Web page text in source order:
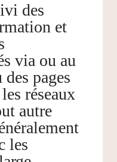
des
et
via ou au
pages
réseaux
autre
les